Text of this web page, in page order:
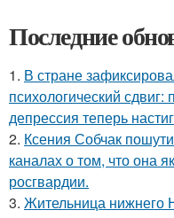
Последние
1. В стране
психологический
депрессия теперь
2. Ксения Собчак
каналах о том, что она
росгвардии.
3. Жительница нижнего